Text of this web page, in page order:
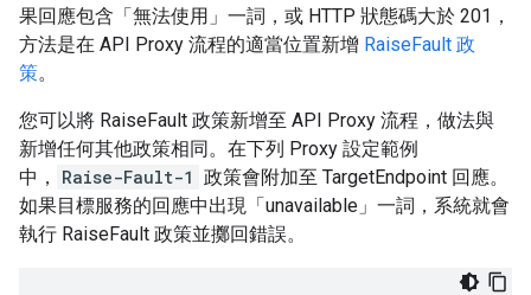
果回應包含「無法使用」一詞，或 HTTP 狀態碼大於 201，
方法是在 API Proxy 流程的適當位置新增 RaiseFault 政
策。
您可以將 RaiseFault 政策新增至 API Proxy 流程，做法與
新增任何其他政策相同。在下列 Proxy 設定範例
中，
Raise-Fault-1 政策會附加至 TargetEndpoint 回應。
如果目標服務的回應中出現「unavailable」一詞，系統就會
執行 RaiseFault 政策並擲回錯誤。